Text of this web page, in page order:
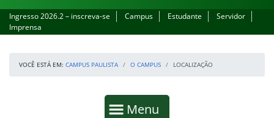
Ingresso 2026.2 – inscreva-se Campus Estudante
Servidor
Imprensa
VOCÊ ESTÁ EM: CAMPUS PAULISTA O CAMPUS LOCALIZAÇÃO
Mostrar
Menu